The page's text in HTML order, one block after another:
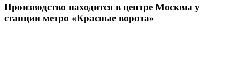
Производство находится в центре Москвы у
станции метро «Красные ворота»